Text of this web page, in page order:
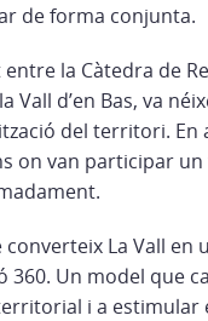
de forma conjunta.
la Càtedra de
Vall d’en Bas, va
del territori.
on van participar
La Vall en
360. Un model que
i a estimular